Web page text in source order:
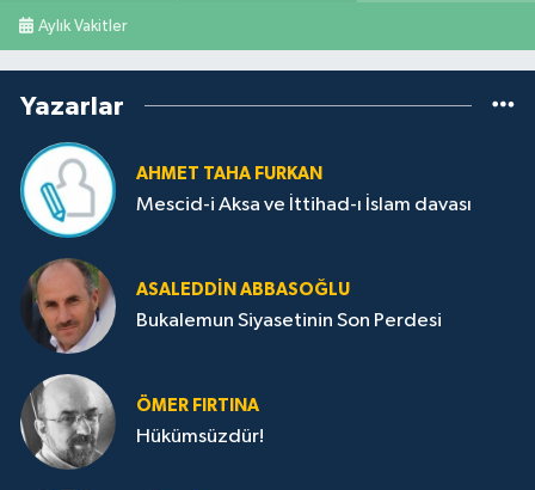
Aylık Vakitler
Yazarlar
AHMET TAHA FURKAN
Mescid-i Aksa ve İttihad-ı İslam davası
ASALEDDIN ABBASOĞLU
Bukalemun Siyasetinin Son Perdesi
ÖMER FIRTINA
Hükümsüzdür!